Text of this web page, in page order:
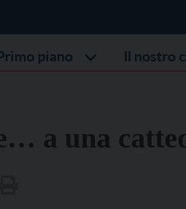
piano Il nostro
a una